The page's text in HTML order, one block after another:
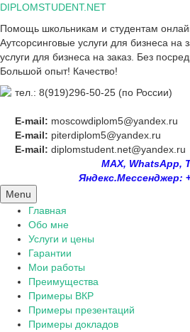
Skip
content
DIPLOMSTUDENT.NET
Помощь школьникам и студентам
Аутсорсинговые услуги для бизнеса на
услуги для бизнеса на заказ. Без
Большой опыт! Качество!
тел.: 8(919)296-50-25 (по России)
E-mail: moscowdiplom5@yandex.ru
E-mail: piterdiplom5@yandex.ru
E-mail: diplomstudent.net@yandex.ru
MAX, WhatsApp,
Яндекс.Мессенджер:
Menu
Главная
Обо мне
Услуги и цены
Гарантии
Мои работы
Преимущества
Примеры ВКР
Примеры презентаций
Примеры докладов